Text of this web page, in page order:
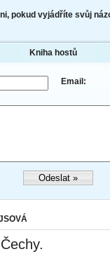
pokud vyjádříte svůj
Kniha hostů
Email: